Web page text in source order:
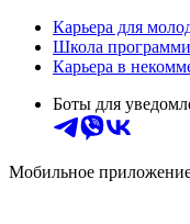
Карьера для
Школа
Карьера в
Боты для
Мобильное